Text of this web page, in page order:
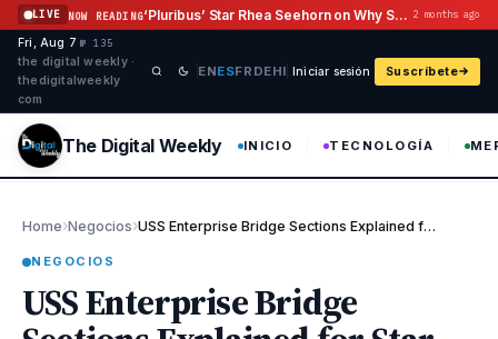
Saltar al contenido
LIVE NOW READING ‘Pluribus’ Star Rhea Seehorn on Why She Hasn’t Grilled Vince Gilligan 2 months ago
Fri, Aug 7 ·№ 135
the digital weekly ·
thedigitalweekly
com
ENESFR DEHI Iniciar sesión Suscríbete
The Digital Weekly INICIO TECNOLOGÍA
Home›Negocios› USS Enterprise Bridge Sections Explained for Star Trek Fans
NEGOCIOS
USS Enterprise Bridge